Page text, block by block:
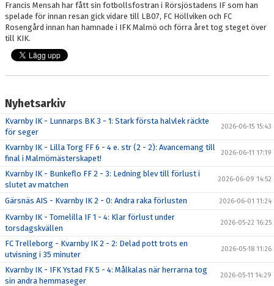
Francis Mensah har fått sin fotbollsfostran i Rörsjöstadens IF som han
spelade för innan resan gick vidare till LB07, FC Höllviken och FC
Rosengård innan han hamnade i IFK Malmö och förra året tog steget över
till KIK.
Nyhetsarkiv
Kvarnby IK - Lunnarps BK 3 - 1: Stark första halvlek räckte
för seger
2026-06-15 15:43
Kvarnby IK - Lilla Torg FF 6 - 4 e. str (2 - 2): Avancemang till
final i Malmömästerskapet!
2026-06-11 17:19
Kvarnby IK - Bunkeflo FF 2 - 3: Ledning blev till förlust i
slutet av matchen
2026-06-09 14:52
Gärsnäs AIS - Kvarnby IK 2 - 0: Andra raka förlusten 2026-06-01 11:24
Kvarnby IK - Tomelilla IF 1 - 4: Klar förlust under
torsdagskvällen
2026-05-22 16:25
FC Trelleborg - Kvarnby IK 2 - 2: Delad pott trots en
utvisning i 35 minuter
2026-05-18 11:26
Kvarnby IK - IFK Ystad FK 5 - 4: Målkalas när herrarna tog
sin andra hemmaseger
2026-05-11 14:29